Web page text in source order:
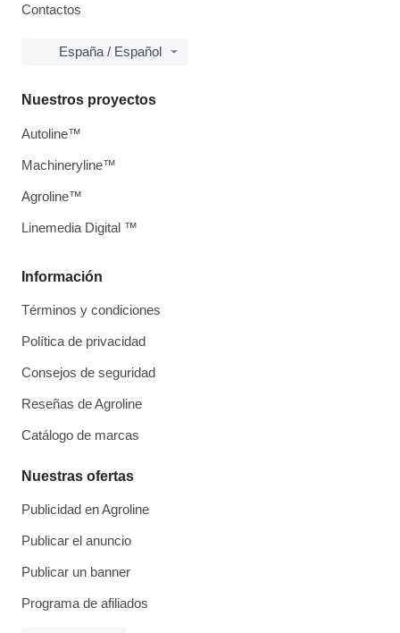
Contactos
España / Español
Información
Términos y condiciones
Política de privacidad
Consejos de seguridad
Reseñas de Agroline
Catálogo de marcas
Nuestras ofertas
Publicidad en Agroline
Publicar el anuncio
Publicar un banner
Programa de afiliados
Nuestros proyectos
Autoline™
Machineryline™
Agroline™
Linemedia Digital ™